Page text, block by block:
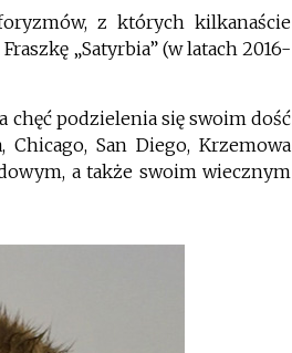
z których kilkanaście
„Satyrbia” (w latach 2016-
chęć podzielenia się swoim dość
San Diego, Krzemowa
a także swoim wiecznym